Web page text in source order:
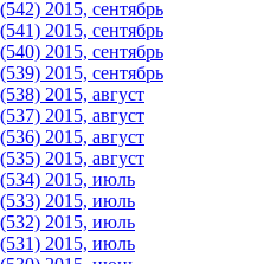
2015, сентябрь
2015, сентябрь
2015, сентябрь
2015, сентябрь
2015, август
2015, август
2015, август
2015, август
2015, июль
2015, июль
2015, июль
2015, июль